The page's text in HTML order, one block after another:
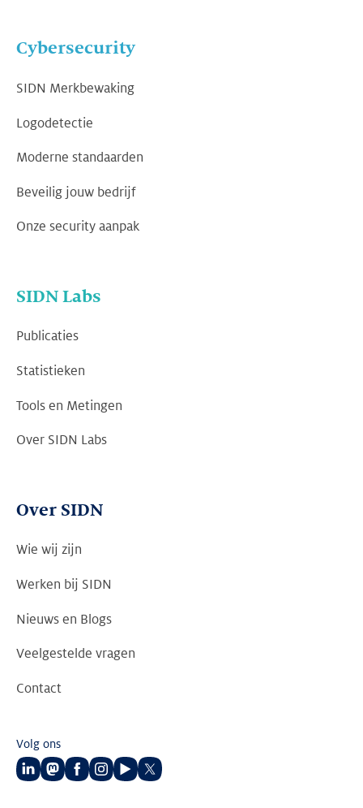
Cybersecurity
SIDN Merkbewaking
Logodetectie
Moderne standaarden
Beveilig jouw bedrijf
Onze security aanpak
SIDN Labs
Publicaties
Statistieken
Tools en Metingen
Over SIDN Labs
Over SIDN
Wie wij zijn
Werken bij SIDN
Nieuws en Blogs
Veelgestelde vragen
Contact
Volg ons